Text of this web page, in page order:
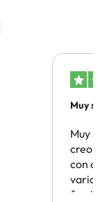
Muy
Muy
creo
con